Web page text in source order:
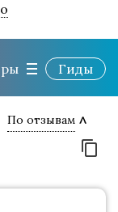
Гиды
По отзывам